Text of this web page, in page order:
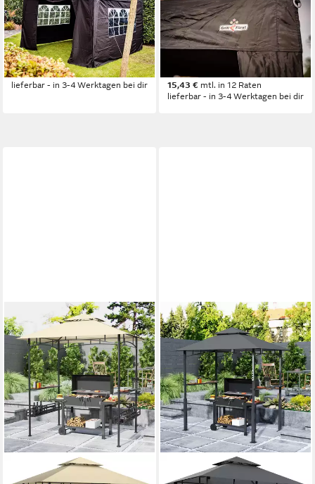
Grillpavillon Grillfürst
Seitenwände für 3x3m
Grillpavillon / Gartenpavillon /
Grillzelt 4er Set - v2
89,00 €
lieferbar - in 3-4 Werktagen bei dir
Grillpavillon Grillfürst Pop-Up
Pavillon / Grillpavillon /
Gartenpavillon / Grillzelt
169,00 €
15,43 € mtl. in 12 Raten
lieferbar - in 3-4 Werktagen bei dir